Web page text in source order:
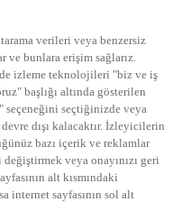
tarama verileri veya benzersiz
ve bunlara erişim sağlarız.
izleme teknolojileri "biz ve iş
başlığı altında gösterilen
seçeneğini seçtiğinizde veya
dışı kalacaktır. İzleyicilerin
bazı içerik ve reklamlar
veya onayınızı geri
alt kısmındaki
internet sayfasının sol alt